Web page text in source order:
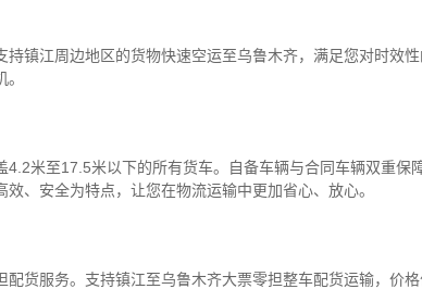
镇江周边地区的货物快速空运至乌鲁木齐，满足您对时效
米至17.5米以下的所有货车。自备车辆与合同车辆双重保
、安全为特点，让您在物流运输中更加省心、放心。
货服务。支持镇江至乌鲁木齐大票零担整车配货运输，价